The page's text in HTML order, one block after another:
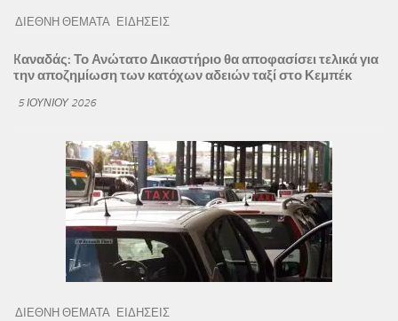
ΔΙΕΘΝΗ ΘΕΜΑΤΑ ΕΙΔΗΣΕΙΣ
Kαναδάς: Το Ανώτατο Δικαστήριο θα αποφασίσει τελικά για
την αποζημίωση των κατόχων αδειών ταξί στο Κεμπέκ
5 ΙΟΥΝΊΟΥ 2026
ΔΙΕΘΝΗ ΘΕΜΑΤΑ ΕΙΔΗΣΕΙΣ